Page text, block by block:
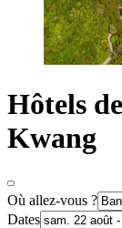
Hôtels
Kwang
Où allez-vous ?
Dates